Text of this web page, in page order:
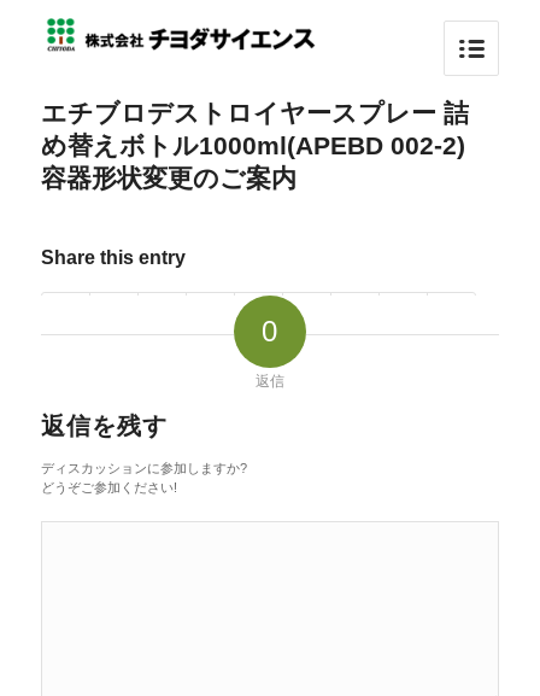
エチブロデストロイヤースプレー 詰
め替えボトル1000ml(APEBD 002-2)
容器形状変更のご案内
Share this entry
0
返信
返信を残す
ディスカッションに参加しますか?
どうぞご参加ください!